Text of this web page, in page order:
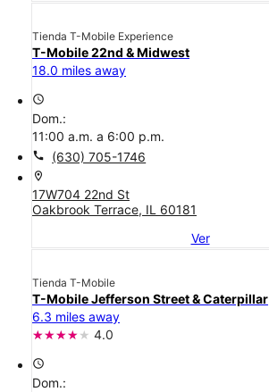
Tienda T-Mobile Experience
T-Mobile 22nd & Midwest
18.0 miles away
access_time
Dom.:
11:00 a.m. a 6:00 p.m.
call (630) 705-1746
location_on
17W704 22nd St
Oakbrook Terrace, IL 60181
Ver
Tienda T-Mobile
T-Mobile Jefferson Street & Caterpillar
6.3 miles away
4.0
access_time
Dom.: